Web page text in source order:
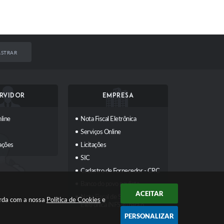
com a nossa Política de Cookies e
ACEITAR
PERSONALIZAR
EMPRESA
Nota Fiscal Eletrônica
Serviços Online
Licitações
SIC
Cadastro de Fornecedor - CRC
Banco do povo paulista
Nota Fiscal de Serviços
Eletrônica (NFS-e) para o
Emissor Nacional